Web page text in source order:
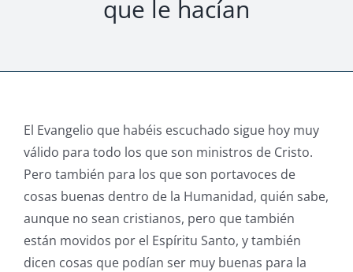
que le hacían
El Evangelio que habéis escuchado sigue hoy muy
válido para todo los que son ministros de Cristo.
Pero también para los que son portavoces de
cosas buenas dentro de la Humanidad, quién sabe,
aunque no sean cristianos, pero que también
están movidos por el Espíritu Santo, y también
dicen cosas que podían ser muy buenas para la